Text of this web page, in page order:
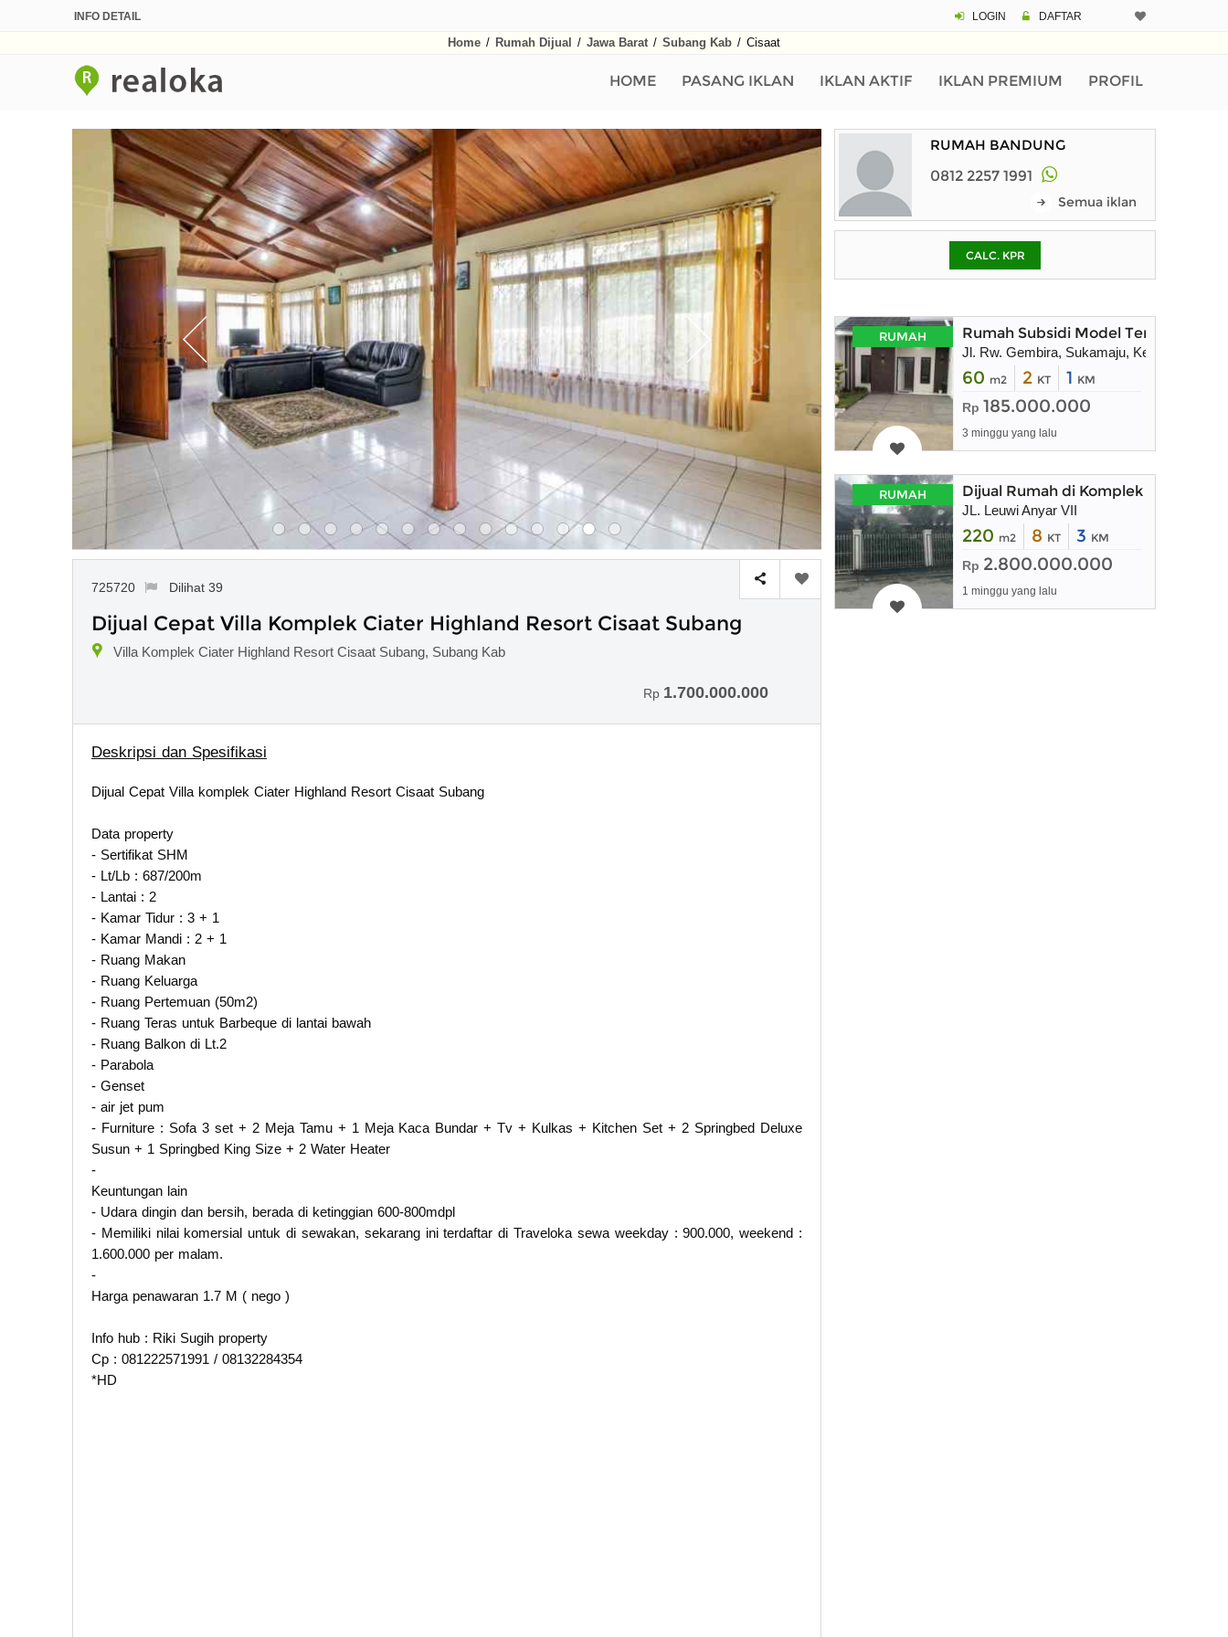
INFO DETAIL LOGIN DAFTAR
Home / Rumah Dijual / Jawa Barat / Subang Kab / Cisaat
HOME PASANG IKLAN IKLAN AKTIF IKLAN PREMIUM PROFIL
725720 Dilihat 39
Dijual Cepat Villa Komplek Ciater Highland Resort Cisaat Subang
Villa Komplek Ciater Highland Resort Cisaat Subang, Subang Kab
Rp 1.700.000.000
Deskripsi dan Spesifikasi
Dijual Cepat Villa komplek Ciater Highland Resort Cisaat Subang
Data property
- Sertifikat SHM
- Lt/Lb : 687/200m
- Lantai : 2
- Kamar Tidur : 3 + 1
- Kamar Mandi : 2 + 1
- Ruang Makan
- Ruang Keluarga
- Ruang Pertemuan (50m2)
- Ruang Teras untuk Barbeque di lantai bawah
- Ruang Balkon di Lt.2
- Parabola
- Genset
- air jet pum
- Furniture : Sofa 3 set + 2 Meja Tamu + 1 Meja Kaca Bundar + Tv + Kulkas + Kitchen Set + 2 Springbed Deluxe
Susun + 1 Springbed King Size + 2 Water Heater
-
Keuntungan lain
- Udara dingin dan bersih, berada di ketinggian 600-800mdpl
- Memiliki nilai komersial untuk di sewakan, sekarang ini terdaftar di Traveloka sewa weekday : 900.000, weekend :
1.600.000 per malam.
-
Harga penawaran 1.7 M ( nego )
Info hub : Riki Sugih property
Cp : 081222571991 / 08132284354
*HD
Pinjaman (PIN)
pada kotak-
RUMAH BANDUNG
0812 2257 1991
Semua iklan
CALC. KPR
RUMAH Rumah Subsidi Model Terbaru di
Jl. Rw. Gembira, Sukamaju, Kec. Jonggol,
60 m2 2 KT 1 KM
Rp 185.000.000
3 minggu yang lalu
RUMAH Dijual Rumah di Komplek Leuwi
JL. Leuwi Anyar VII
220 m2 8 KT 3 KM
Rp 2.800.000.000
1 minggu yang lalu